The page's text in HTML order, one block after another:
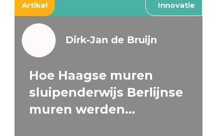
Artikel Innovatie
Dirk-Jan de Bruijn
Hoe Haagse muren
sluipenderwijs Berlijnse
muren werden…